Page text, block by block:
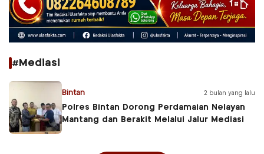
#Mediasi
Bintan 2 bulan yang lalu
Polres Bintan Dorong Perdamaian Nelayan
Mantang dan Berakit Melalui Jalur Mediasi